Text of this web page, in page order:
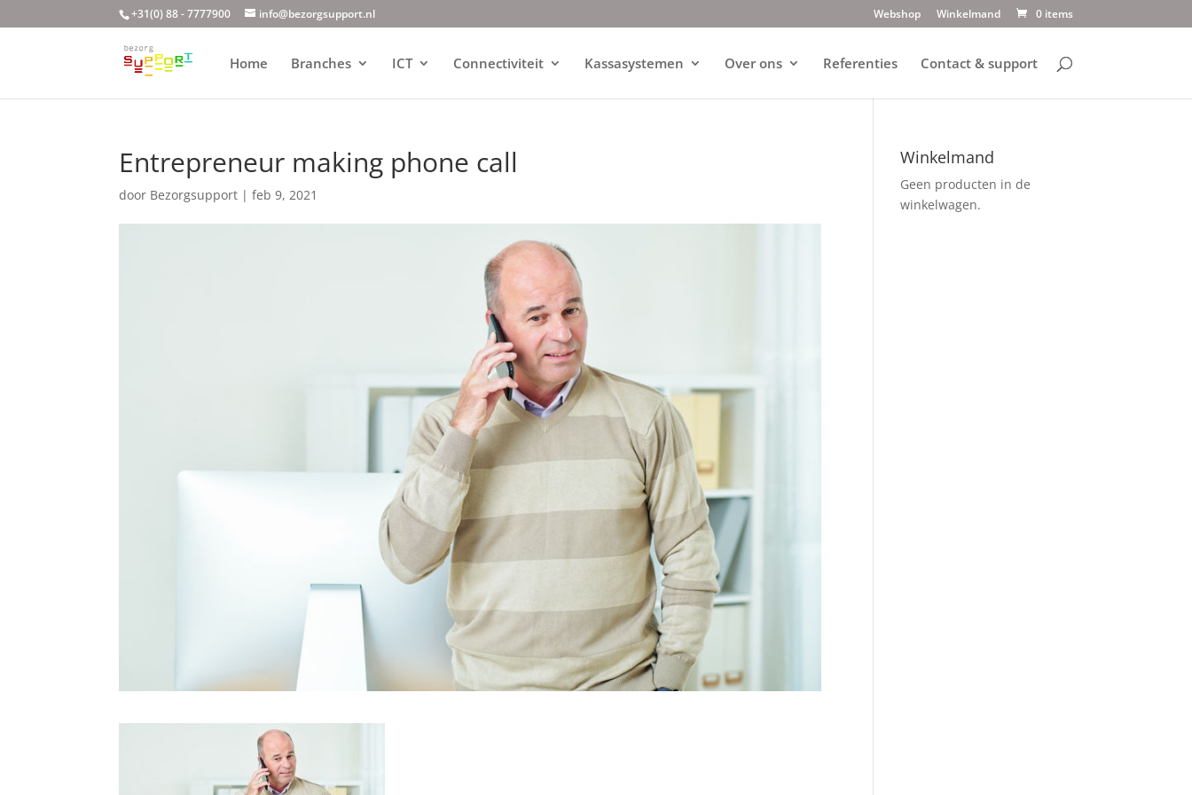
+31(0) 88 - 7777900 info@bezorgsupport.nl Webshop Winkelmand 0 items
Home Branches ICT Connectiviteit Kassasystemen Over ons Referenties Contact & support
Entrepreneur making phone call
door Bezorgsupport |feb 9, 2021
Winkelmand
Geen producten in de
winkelwagen.